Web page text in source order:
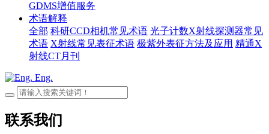
GDMS增值服务
术语解释
全部 科研CCD相机常见术语 光子计数X射线探测器常见
术语 X射线常见表征术语 极紫外表征方法及应用 精通X
射线CT月刊
Eng.
联系我们